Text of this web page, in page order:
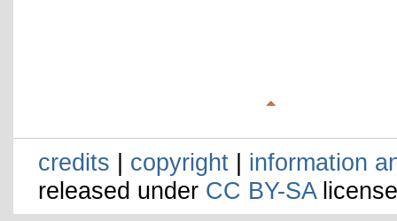
credits | copyright | information
released under CC BY-SA